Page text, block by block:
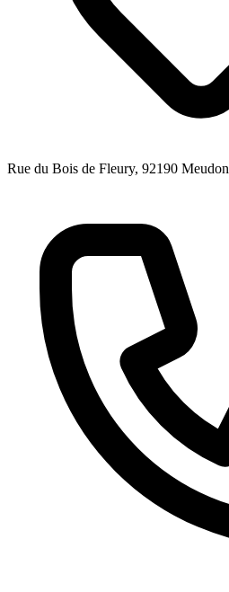
Rue du Bois de Fleury, 92190 Meudon